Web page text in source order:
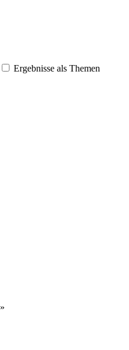
Ergebnisse als Themen
»